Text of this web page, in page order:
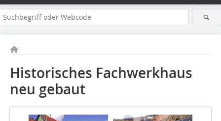
Historisches Fachwerkhaus
neu gebaut